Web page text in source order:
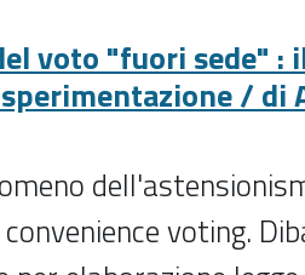
voto "fuori sede" :
/ di
voting.